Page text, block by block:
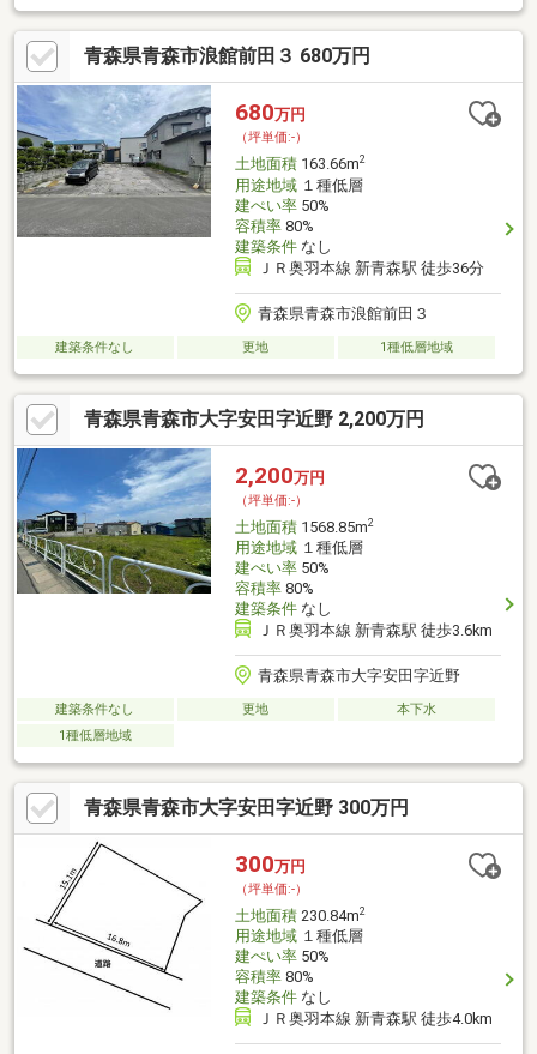
青森県青森市浪館前田３ 680万円
680万円
（坪単価:-）
土地面積163.66m2
用途地域１種低層
建ぺい率50%
容積率80%
建築条件なし
ＪＲ奥羽本線 新青森駅 徒歩36分
青森県青森市浪館前田３
建築条件なし 更地 1種低層地域
青森県青森市大字安田字近野 2,200万円
2,200万円
（坪単価:-）
土地面積1568.85m2
用途地域１種低層
建ぺい率50%
容積率80%
建築条件なし
ＪＲ奥羽本線 新青森駅 徒歩3.6km
青森県青森市大字安田字近野
建築条件なし 更地
本下水
1種低層地域
青森県青森市大字安田字近野 300万円
300万円
（坪単価:-）
土地面積230.84m2
用途地域１種低層
建ぺい率50%
容積率80%
建築条件なし
ＪＲ奥羽本線 新青森駅 徒歩4.0km